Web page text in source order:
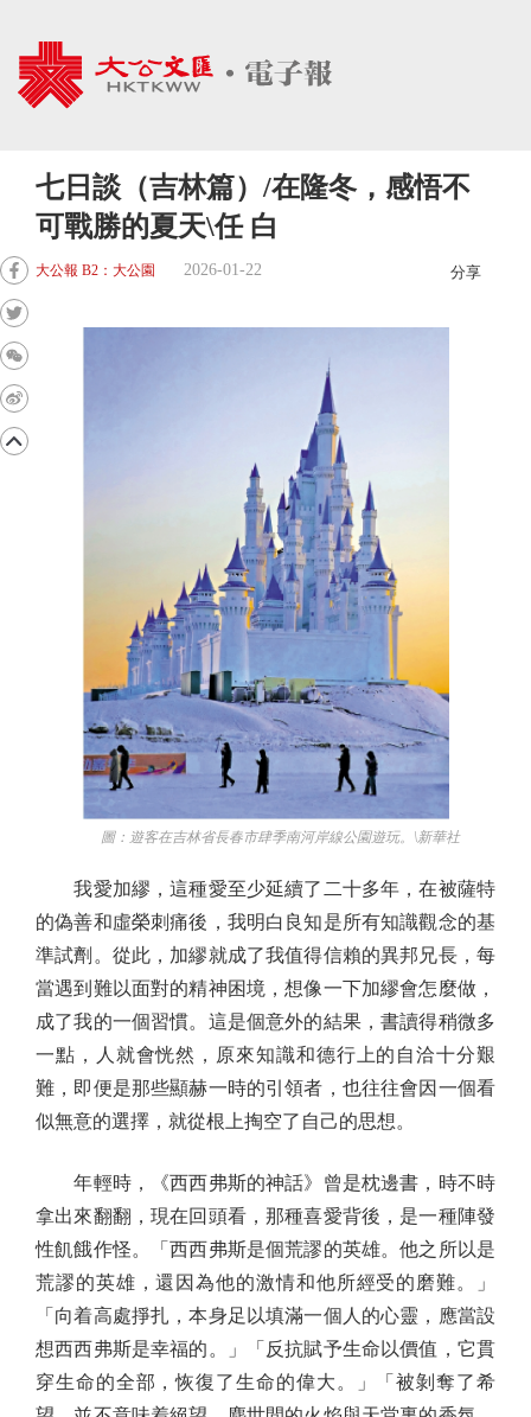
七日談（吉林篇）/在隆冬，感悟不
可戰勝的夏天\任 白
大公報 B2：大公園 2026-01-22 分享
圖：遊客在吉林省長春市肆季南河岸線公園遊玩。\新華社
我愛加繆，這種愛至少延續了二十多年，在被薩特
的偽善和虛榮刺痛後，我明白良知是所有知識觀念的基
準試劑。從此，加繆就成了我值得信賴的異邦兄長，每
當遇到難以面對的精神困境，想像一下加繆會怎麼做，
成了我的一個習慣。這是個意外的結果，書讀得稍微多
一點，人就會恍然，原來知識和德行上的自洽十分艱
難，即便是那些顯赫一時的引領者，也往往會因一個看
似無意的選擇，就從根上掏空了自己的思想。
年輕時，《西西弗斯的神話》曾是枕邊書，時不時
拿出來翻翻，現在回頭看，那種喜愛背後，是一種陣發
性飢餓作怪。「西西弗斯是個荒謬的英雄。他之所以是
荒謬的英雄，還因為他的激情和他所經受的磨難。」
「向着高處掙扎，本身足以填滿一個人的心靈，應當設
想西西弗斯是幸福的。」「反抗賦予生命以價值，它貫
穿生命的全部，恢復了生命的偉大。」「被剝奪了希